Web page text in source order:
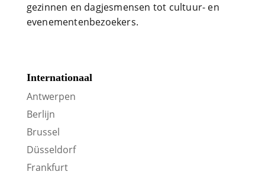
gezinnen en dagjesmensen tot cultuur- en
evenementenbezoekers.
Internationaal
Antwerpen
Berlijn
Brussel
Düsseldorf
Frankfurt